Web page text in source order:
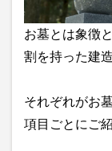
お墓とは象徴
割を持った建
それぞれがお
項目ごとにご